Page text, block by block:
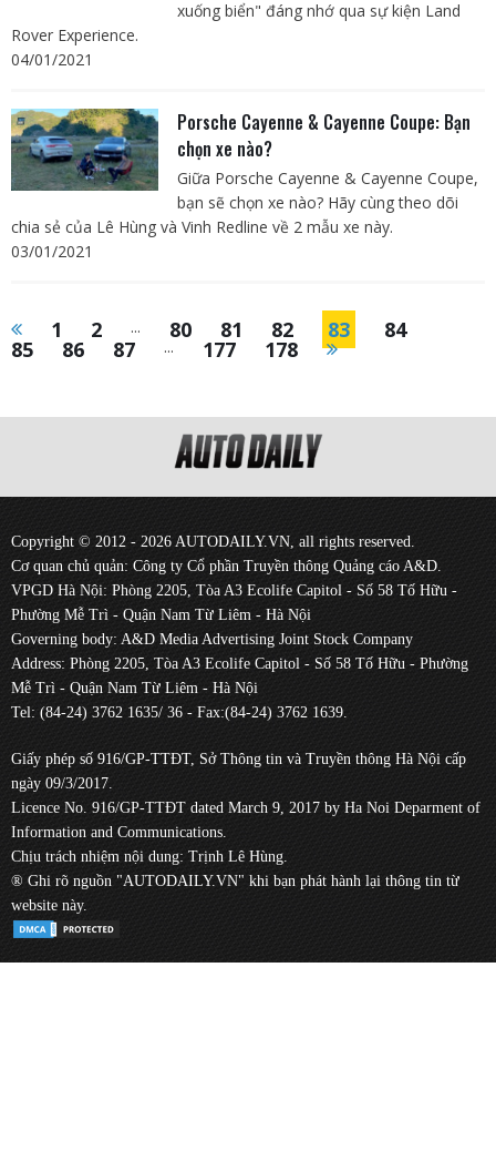
xuống biển" đáng nhớ qua sự kiện Land
Rover Experience.
04/01/2021
Porsche Cayenne & Cayenne Coupe: Bạn
chọn xe nào?
Giữa Porsche Cayenne & Cayenne Coupe,
bạn sẽ chọn xe nào? Hãy cùng theo dõi
chia sẻ của Lê Hùng và Vinh Redline về 2 mẫu xe này.
03/01/2021
1 2 ... 80 81 82 83 84
85 86 87 ... 177 178
Copyright © 2012 - 2026 AUTODAILY.VN, all rights reserved.
Cơ quan chủ quản: Công ty Cổ phần Truyền thông Quảng cáo A&D.
VPGD Hà Nội: Phòng 2205, Tòa A3 Ecolife Capitol - Số 58 Tố Hữu -
Phường Mễ Trì - Quận Nam Từ Liêm - Hà Nội
Governing body: A&D Media Advertising Joint Stock Company
Address: Phòng 2205, Tòa A3 Ecolife Capitol - Số 58 Tố Hữu - Phường
Mễ Trì - Quận Nam Từ Liêm - Hà Nội
Tel: (84-24) 3762 1635/ 36 - Fax:(84-24) 3762 1639.
Giấy phép số 916/GP-TTĐT, Sở Thông tin và Truyền thông Hà Nội cấp
ngày 09/3/2017.
Licence No. 916/GP-TTĐT dated March 9, 2017 by Ha Noi Deparment of
Information and Communications.
Chịu trách nhiệm nội dung: Trịnh Lê Hùng.
® Ghi rõ nguồn "AUTODAILY.VN" khi bạn phát hành lại thông tin từ
website này.